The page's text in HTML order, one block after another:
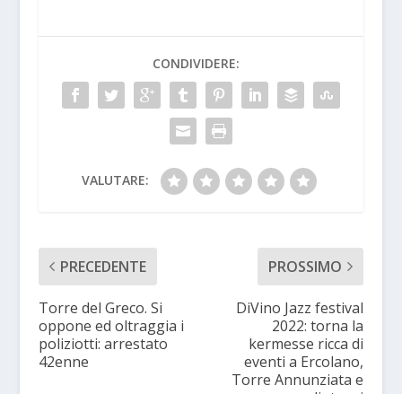
CONDIVIDERE:
VALUTARE:
PRECEDENTE
Torre del Greco. Si
oppone ed oltraggia i
poliziotti: arrestato
42enne
PROSSIMO
DiVino Jazz festival
2022: torna la
kermesse ricca di
eventi a Ercolano,
Torre Annunziata e